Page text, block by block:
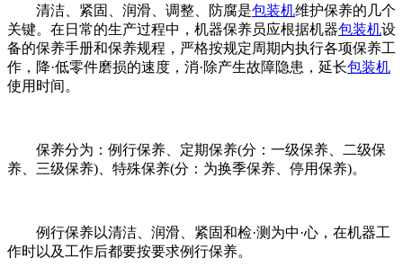
清洁、紧固、润滑、调整、防腐是包装机维护保养的几个
关键。在日常的生产过程中，机器保养员应根据机器包装机设
备的保养手册和保养规程，严格按规定周期内执行各项保养工
作，降·低零件磨损的速度，消·除产生故障隐患，延长包装机
使用时间。
保养分为：例行保养、定期保养(分：一级保养、二级保
养、三级保养)、特殊保养(分：为换季保养、停用保养)。
例行保养以清洁、润滑、紧固和检·测为中·心，在机器工
作时以及工作后都要按要求例行保养。